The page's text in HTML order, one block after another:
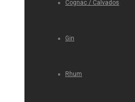
Cognac / Calvados
Gin
Rhum